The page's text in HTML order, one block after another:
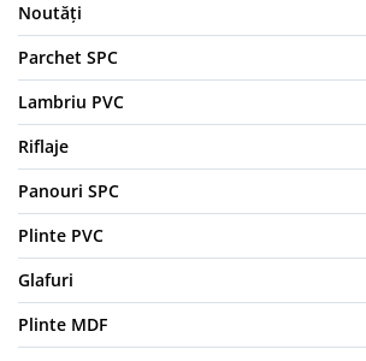
Noutăți
Parchet SPC
Lambriu PVC
Riflaje
Panouri SPC
Plinte PVC
Glafuri
Plinte MDF